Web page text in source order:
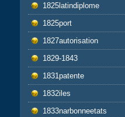
1825latindiplome
1825port
1827autorisation
1829-1843
1831patente
1832iles
1833narbonneetats